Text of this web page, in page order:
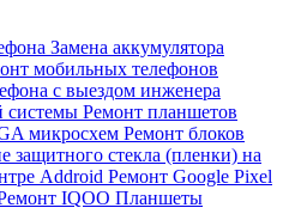
Замена аккумулятора
мобильных телефонов
с выездом инженера
системы Ремонт планшетов
микросхем Ремонт блоков
защитного стекла (пленки) на
Addroid Ремонт Google Pixel
IQOO Планшеты